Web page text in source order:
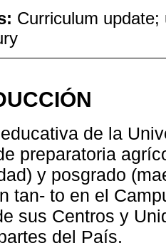
Curriculum
de la
preparatoria
y posgrado
tan- to en el
sus Centros y
del País.